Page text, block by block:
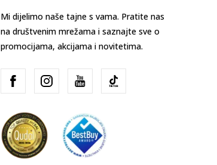
Mi dijelimo naše tajne s vama. Pratite nas
na društvenim mrežama i saznajte sve o
promocijama, akcijama i novitetima.